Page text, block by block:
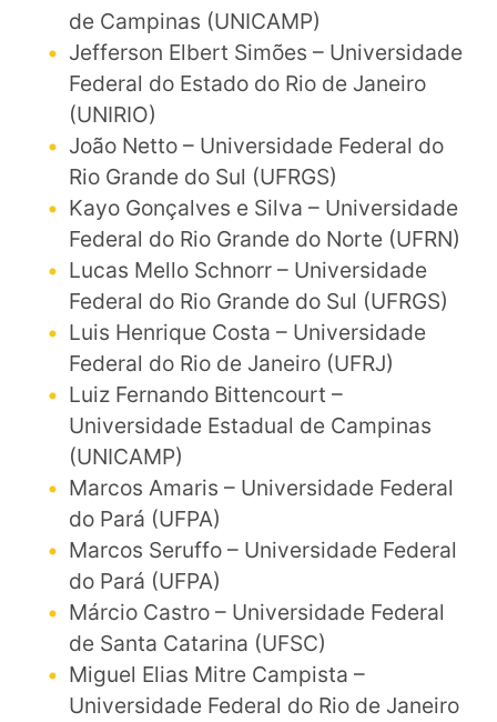
de Campinas (UNICAMP)
Jefferson Elbert Simões – Universidade
Federal do Estado do Rio de Janeiro
(UNIRIO)
João Netto – Universidade Federal do
Rio Grande do Sul (UFRGS)
Kayo Gonçalves e Silva – Universidade
Federal do Rio Grande do Norte (UFRN)
Lucas Mello Schnorr – Universidade
Federal do Rio Grande do Sul (UFRGS)
Luis Henrique Costa – Universidade
Federal do Rio de Janeiro (UFRJ)
Luiz Fernando Bittencourt –
Universidade Estadual de Campinas
(UNICAMP)
Marcos Amaris – Universidade Federal
do Pará (UFPA)
Marcos Seruffo – Universidade Federal
do Pará (UFPA)
Márcio Castro – Universidade Federal
de Santa Catarina (UFSC)
Miguel Elias Mitre Campista –
Universidade Federal do Rio de Janeiro